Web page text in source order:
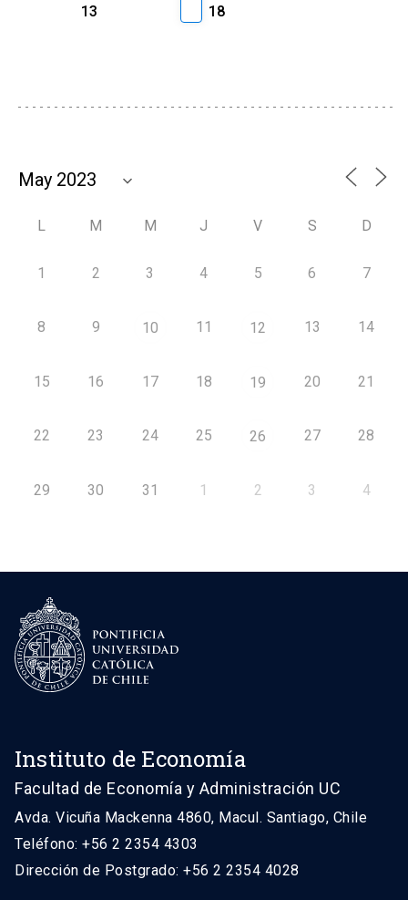
13
18
L M M J V S D
1 2 3 4 5 6 7
8 9 10 11 12 13 14
15 16 17 18 19 20 21
22 23 24 25 26 27 28
29 30 31 1 2 3 4
Instituto de Economía
Facultad de Economía y Administración UC
Avda. Vicuña Mackenna 4860, Macul. Santiago, Chile
Teléfono: +56 2 2354 4303
Dirección de Postgrado: +56 2 2354 4028